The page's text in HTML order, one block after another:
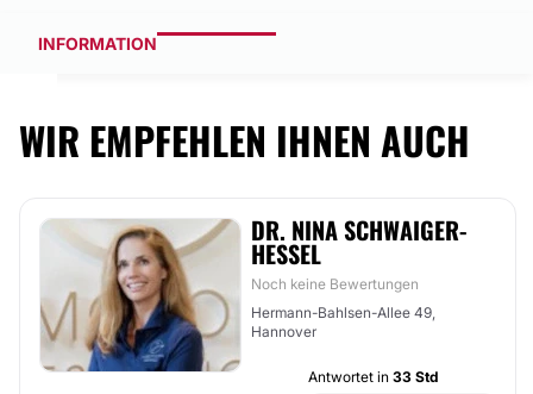
INFORMATION
WIR EMPFEHLEN IHNEN AUCH
DR. NINA SCHWAIGER-
HESSEL
Noch keine Bewertungen
Hermann-Bahlsen-Allee 49,
Hannover
Antwortet in 33 Std